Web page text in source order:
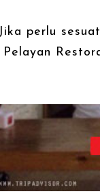
perlu